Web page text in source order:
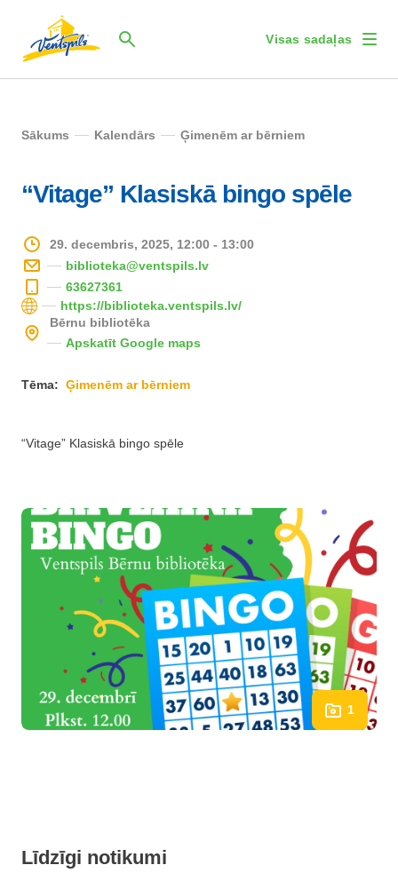
Visas sadaļas
Sākums Kalendārs Ģimenēm ar bērniem
“Vitage” Klasiskā bingo spēle
29. decembris, 2025, 12:00 - 13:00
biblioteka@ventspils.lv
63627361
https://biblioteka.ventspils.lv/
Bērnu bibliotēka
Apskatīt Google maps
Tēma: Ģimenēm ar bērniem
“Vitage” Klasiskā bingo spēle
1
Līdzīgi notikumi